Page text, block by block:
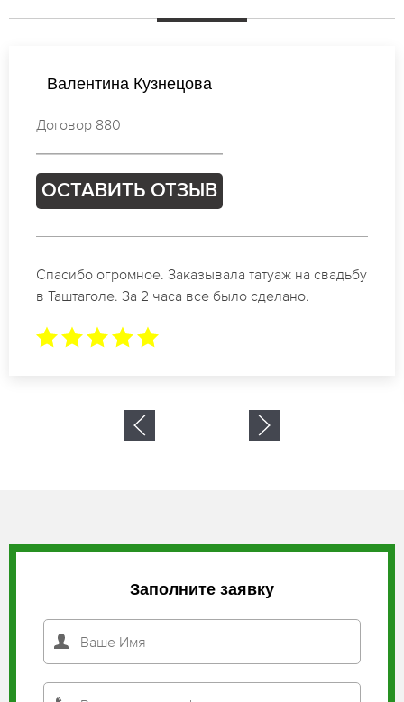
Наталья Иванова
Договор 058
ОСТАВИТЬ ОТЗЫВ
Отличные специалисты своего дела по
коррекции бровей в Таштаголе. Замечательный
Заполните заявку